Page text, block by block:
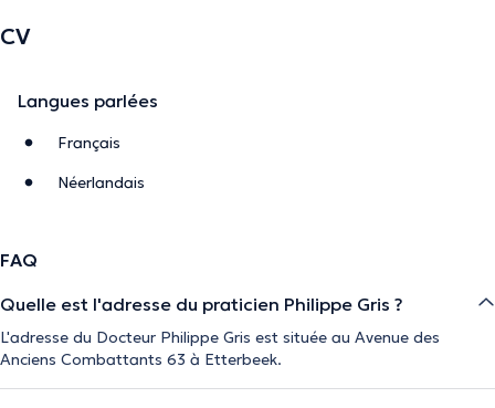
CV
Langues parlées
Français
Néerlandais
FAQ
Quelle est l'adresse du praticien Philippe Gris ?
L'adresse du Docteur Philippe Gris est située au Avenue des
Anciens Combattants 63 à Etterbeek.